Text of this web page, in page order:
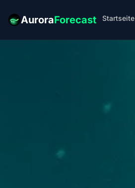
AuroraForecast Startseite